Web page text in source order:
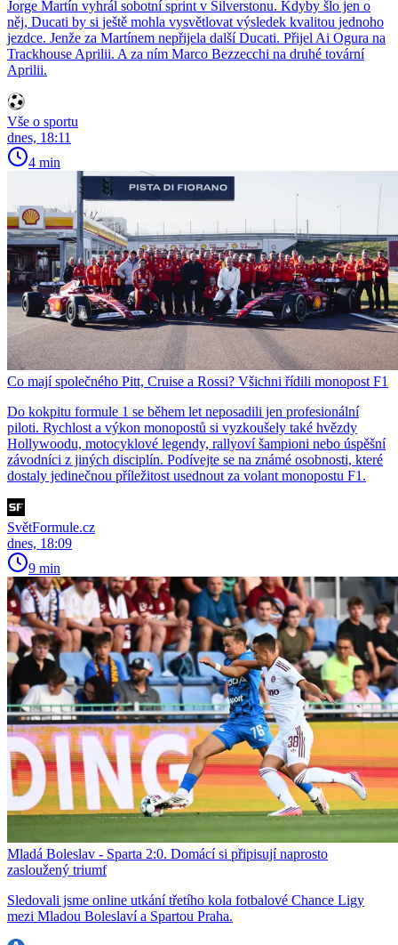
Jorge Martín vyhrál sobotní sprint v Silverstonu. Kdyby šlo jen o
něj, Ducati by si ještě mohla vysvětlovat výsledek kvalitou jednoho
jezdce. Jenže za Martínem nepřijela další Ducati. Přijel Ai Ogura na
Trackhouse Aprilii. A za ním Marco Bezzecchi na druhé tovární
Aprilii.
Vše o sportu
dnes, 18:11
4 min
Co mají společného Pitt, Cruise a Rossi? Všichni řídili monopost F1
Do kokpitu formule 1 se během let neposadili jen profesionální
piloti. Rychlost a výkon monopostů si vyzkoušely také hvězdy
Hollywoodu, motocyklové legendy, rallyoví šampioni nebo úspěšní
závodníci z jiných disciplín. Podívejte se na známé osobnosti, které
dostaly jedinečnou příležitost usednout za volant monopostu F1.
SvětFormule.cz
dnes, 18:09
9 min
Mladá Boleslav - Sparta 2:0. Domácí si připisují naprosto
zasloužený triumf
Sledovali jsme online utkání třetího kola fotbalové Chance Ligy
mezi Mladou Boleslaví a Spartou Praha.